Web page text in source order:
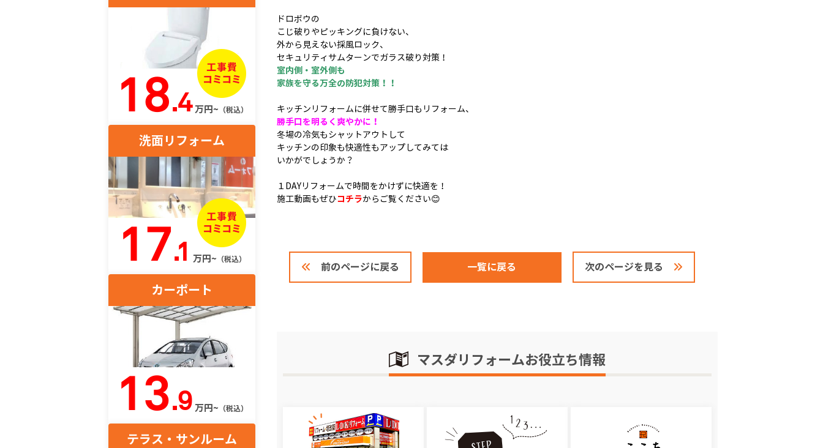
ドロボウの
こじ破りやピッキングに負けない、
外から見えない採風ロック、
セキュリティサムターンでガラス破り対策！
室内側・室外側も
家族を守る万全の防犯対策！！
キッチンリフォームに併せて勝手口もリフォーム、
勝手口を明るく爽やかに！
冬場の冷気もシャットアウトして
キッチンの印象も快適性もアップしてみては
いかがでしょうか？
１DAYリフォームで時間をかけずに快適を！
施工動画もぜひコチラからご覧ください😊
前のページに戻る 一覧に戻る 次のページを見る
マスダリフォームお役立ち情報
18.4万円~ （税込）
洗面リフォーム
17.1 万円~ （税込）
カーポート
13.9 万円~ （税込）
テラス・サンルーム